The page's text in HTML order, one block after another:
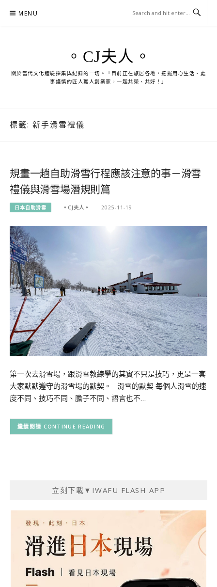
MENU
。CJ夫人。
關於當代文化體驗採集與紀錄的一切。「目前正在旅居各地，挖掘用心生活、處
事謹慎的匠人職人創業家，一起共榮、共好！」
標籤: 新手滑雪禮儀
規畫一趟自助滑雪行程應該注意的事－滑雪
禮儀與滑雪場潛規則篇
日本自助滑雪 。CJ夫人。 2025-11-19
第一次去滑雪場，跟滑雪教練學的其實不只是技巧，更是一套
大家默默遵守的滑雪場的默契。 滑雪的默契 每個人滑雪的速
度不同、技巧不同、膽子不同、語言也不…
CONTINUE READING
立刻下載▼IWAFU FLASH APP